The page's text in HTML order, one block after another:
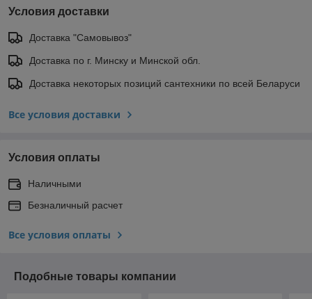
Условия доставки
Доставка "Самовывоз"
Доставка по г. Минску и Минской обл.
Доставка некоторых позиций сантехники по всей Беларуси
Все условия доставки
Условия оплаты
Наличными
Безналичный расчет
Все условия оплаты
Подобные товары компании